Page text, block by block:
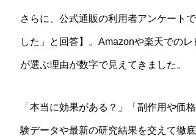
さらに、公式通販の利用者アンケート
した」と回答】。Amazonや楽天での
が選ぶ理由が数字で見えてきました。
「本当に効果がある？」「副作用や価
験データや最新の研究結果を交えて徹